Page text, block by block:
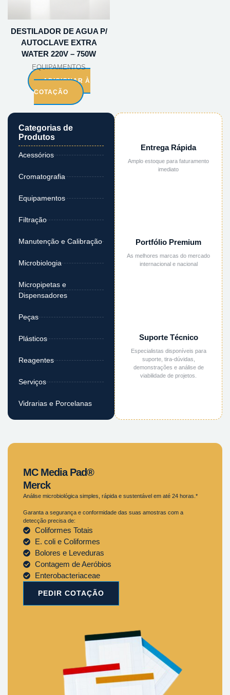
Categorias de
Produtos
Acessórios
Cromatografia
Equipamentos
Filtração
Manutenção e Calibração
Microbiologia
Micropipetas e
Dispensadores
Peças
Plásticos
Reagentes
Serviços
Vidrarias e Porcelanas
Entrega Rápida
Amplo estoque para faturamento
imediato
Portfólio Premium
As melhores marcas do mercado
internacional e nacional
Suporte Técnico
Especialistas disponíveis para
suporte, tira-dúvidas,
demonstrações e análise de
viabilidade de projetos.
DESTILADOR DE AGUA P/
AUTOCLAVE EXTRA
WATER 220V – 750W
EQUIPAMENTOS
ADICIONAR À
COTAÇÃO
MC Media Pad®
Merck
Análise microbiológica simples, rápida e sustentável em até 24 horas.*
Garanta a segurança e conformidade das suas amostras com a
detecção precisa de:
Coliformes Totais
E. coli e Coliformes
Bolores e Leveduras
Contagem de Aeróbios
Enterobacteriaceae
PEDIR COTAÇÃO